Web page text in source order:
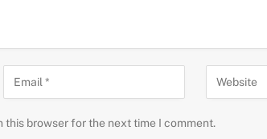
this browser for the next time I comment.